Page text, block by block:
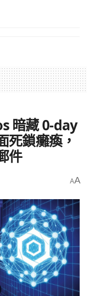
暗藏 0-day
死鎖癱瘓，
件
AA